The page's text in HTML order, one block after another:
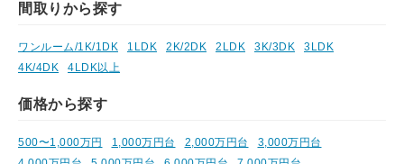
間取りから探す
ワンルーム/1K/1DK 1LDK 2K/2DK 2LDK 3K/3DK
3LDK
4K/4DK
4LDK以上
価格から探す
500〜1,000万円 1,000万円台 2,000万円台
3,000万円台